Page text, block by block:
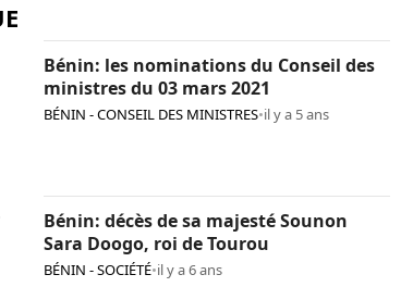
Bénin: les nominations du Conseil des
ministres du 03 mars 2021
BÉNIN - CONSEIL DES MINISTRES•il y a 5 ans
Bénin: décès de sa majesté Sounon
Sara Doogo, roi de Tourou
BÉNIN - SOCIÉTÉ•il y a 6 ans